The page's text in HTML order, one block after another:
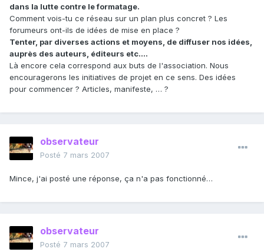
dans la lutte contre le formatage.
Comment vois-tu ce réseau sur un plan plus concret ? Les
forumeurs ont-ils de idées de mise en place ?
Tenter, par diverses actions et moyens, de diffuser nos idées,
auprès des auteurs, éditeurs etc….
Là encore cela correspond aux buts de l'association. Nous
encouragerons les initiatives de projet en ce sens. Des idées
pour commencer ? Articles, manifeste, … ?
observateur
Posté 7 mars 2007
Mince, j'ai posté une réponse, ça n'a pas fonctionné…
observateur
Posté 7 mars 2007